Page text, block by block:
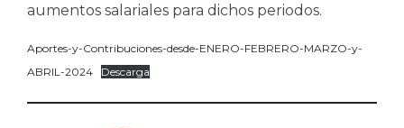
aumentos salariales para dichos periodos.
Aportes-y-Contribuciones-desde-ENERO-FEBRERO-MARZO-y-
ABRIL-2024
Descarga